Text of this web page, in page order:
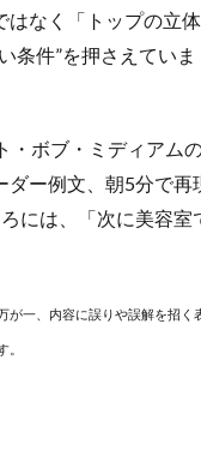
はなく「トップの立体
条件”を押さえていま
・ボブ・ミディアム
ー例文、朝5分で再
には、「次に美容室
が一、内容に誤りや誤解を招く
。